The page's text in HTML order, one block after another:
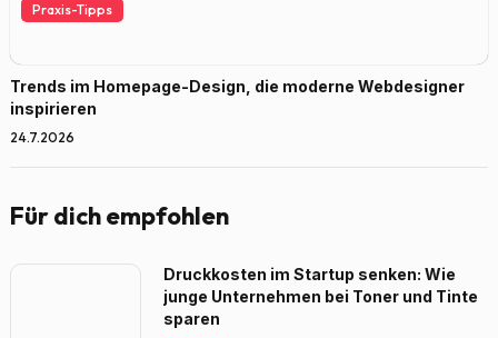
Praxis-Tipps
Trends im Homepage-Design, die moderne Webdesigner
inspirieren
24.7.2026
Für dich empfohlen
Druckkosten im Startup senken: Wie
junge Unternehmen bei Toner und Tinte
sparen